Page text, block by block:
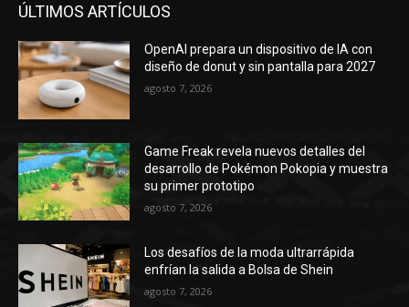
ÚLTIMOS ARTÍCULOS
OpenAI prepara un dispositivo de IA con
diseño de donut y sin pantalla para 2027
agosto 7, 2026
Game Freak revela nuevos detalles del
desarrollo de Pokémon Pokopia y muestra
su primer prototipo
agosto 7, 2026
Los desafíos de la moda ultrarrápida
enfrían la salida a Bolsa de Shein
agosto 7, 2026